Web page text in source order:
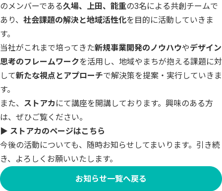
のメンバーである久場、上田、能重の3名による共創チームで
あり、 社会課題の解決と地域活性化を目的に活動していきま
す。
当社がこれまで培ってきた新規事業開発のノウハウやデザイン
思考のフレームワークを活用し、地域やまちが抱える課題に対
して新たな視点とアプローチで解決策を提案・実行していきま
す。
また、 ストアカにて講座を開講しております。興味のある方
は、ぜひご覧ください。
▶ ストアカのページはこちら
今後の活動についても、随時お知らせしてまいります。引き続
き、よろしくお願いいたします。
お知らせ一覧へ戻る